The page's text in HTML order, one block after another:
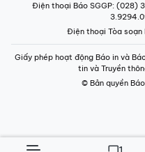
Điện thoại Báo SGGP: (028)
Điện thoại Tòa soạn
Giấy phép hoạt động Báo in và
tin và Truyền
© Bản quyền